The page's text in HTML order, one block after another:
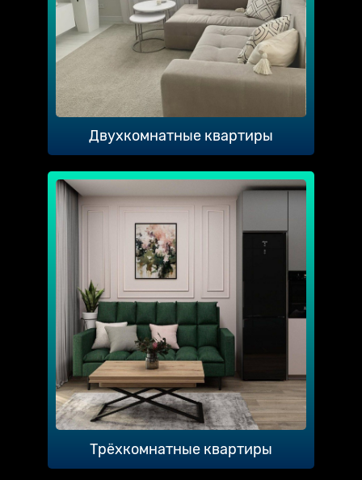
Двухкомнатные квартиры
Трёхкомнатные квартиры